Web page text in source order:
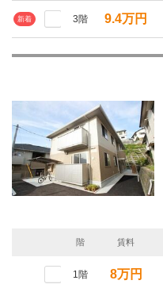
新着 3階 9.4万円
階 賃料
1階 8万円